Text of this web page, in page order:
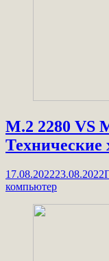
M.2 2280 VS
Технические
17.08.202223.08.2022
компьютер